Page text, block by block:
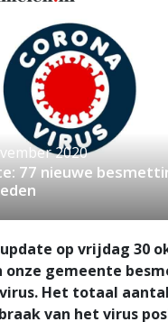
2020
77 nieuwe
op vrijdag 30
onze gemeente
Het totaal
van het virus